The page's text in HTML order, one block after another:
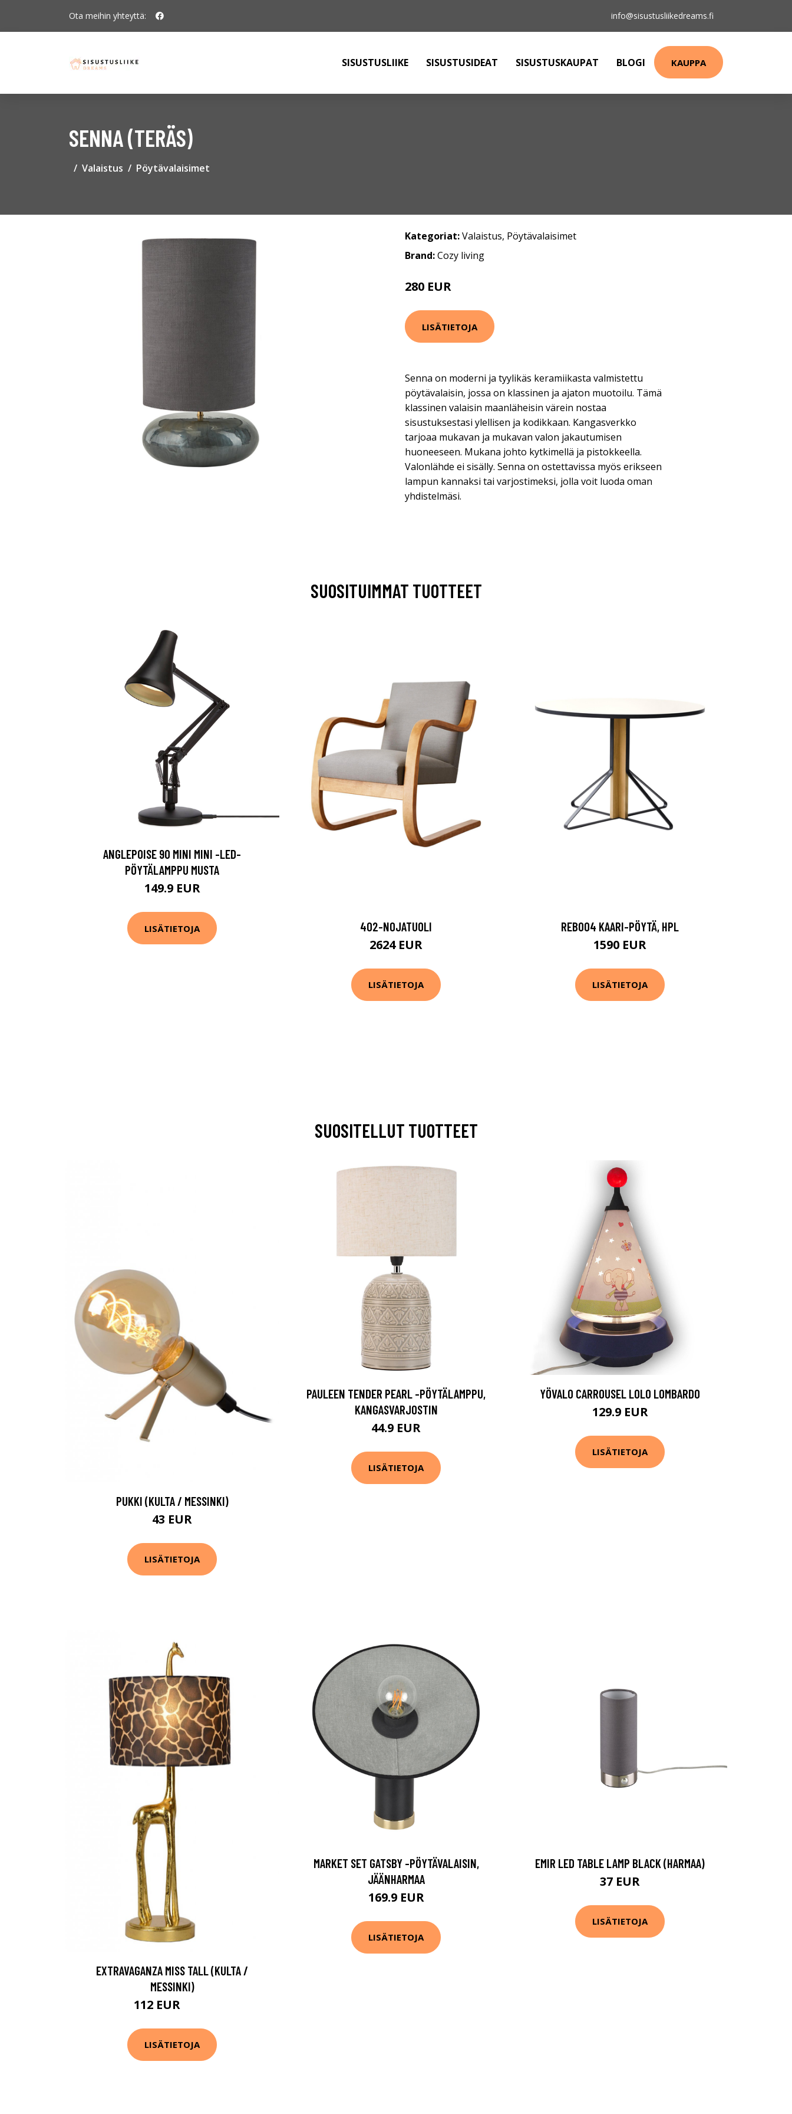
Ota meihin yhteyttä: info@sisustusliikedreams.fi
SISUSTUSLIIKE SISUSTUSIDEAT SISUSTUSKAUPAT BLOGI KAUPPA
SENNA (TERÄS)
Valaistus Pöytävalaisimet
Kategoriat:Valaistus, Pöytävalaisimet
Brand:Cozy living
280 EUR
LISÄTIETOJA
Senna on moderni ja tyylikäs keramiikasta valmistettu
pöytävalaisin, jossa on klassinen ja ajaton muotoilu. Tämä
klassinen valaisin maanläheisin värein nostaa
sisustuksestasi ylellisen ja kodikkaan. Kangasverkko
tarjoaa mukavan ja mukavan valon jakautumisen
huoneeseen. Mukana johto kytkimellä ja pistokkeella.
Valonlähde ei sisälly. Senna on ostettavissa myös erikseen
lampun kannaksi tai varjostimeksi, jolla voit luoda oman
yhdistelmäsi.
SUOSITUIMMAT TUOTTEET
ANGLEPOISE 90 MINI MINI -LED-
PÖYTÄLAMPPU MUSTA
149.9 EUR
LISÄTIETOJA 402-NOJATUOLI
2624 EUR
LISÄTIETOJA
REB004 KAARI-PÖYTÄ, HPL
1590 EUR
LISÄTIETOJA
SUOSITELLUT TUOTTEET
PUKKI (KULTA / MESSINKI)
43 EUR
LISÄTIETOJA
PAULEEN TENDER PEARL -PÖYTÄLAMPPU,
KANGASVARJOSTIN
44.9 EUR
LISÄTIETOJA
YÖVALO CARROUSEL LOLO LOMBARDO
129.9 EUR
LISÄTIETOJA
EXTRAVAGANZA MISS TALL (KULTA /
MESSINKI)
112 EUR
LISÄTIETOJA
MARKET SET GATSBY -PÖYTÄVALAISIN,
JÄÄNHARMAA
169.9 EUR
LISÄTIETOJA
EMIR LED TABLE LAMP BLACK (HARMAA)
37 EUR
LISÄTIETOJA